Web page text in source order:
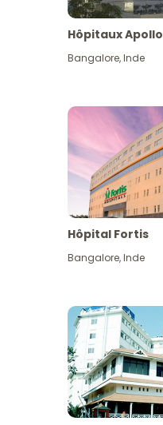
Hôpitaux Apollo
Bangalore,Inde
Hôpital Fortis
Bangalore,Inde